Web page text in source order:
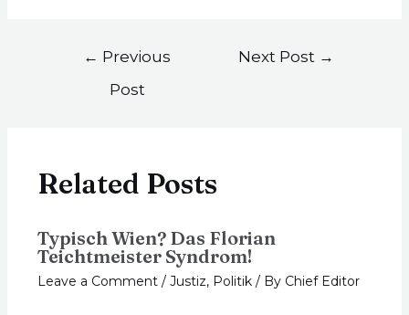
← Previous
Post
Next Post →
Related Posts
Typisch Wien? Das Florian
Teichtmeister Syndrom!
Leave a Comment /Justiz, Politik / By Chief Editor